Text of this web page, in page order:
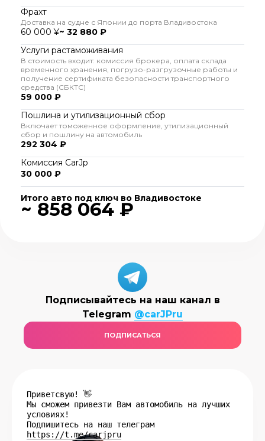
Фрахт
Доставка на судне с Японии до порта Владивостока
60 000 ¥~ 32 880 ₽
Услуги растаможивания
В стоимость входит: комиссия брокера, оплата склада
временного хранения, погрузо-разгрузочные работы и
получение сертификата безопасности транспортного
средства (СБКТС)
59 000 ₽
Пошлина и утилизационный сбор
Включает томоженное оформление, утилизационный
сбор и пошлину на автомобиль
292 304 ₽
Комиссия CarJp
30 000 ₽
Итого авто под ключ во Владивостоке
~ 858 064 ₽
Подписывайтесь на наш канал в
Telegram @carJPru
ПОДПИСАТЬСЯ
Приветсвую! 👋
Мы сможем привезти Вам автомобиль на лучших
условиях!
Подпишитесь на наш телеграм
https://t.me/carjpru